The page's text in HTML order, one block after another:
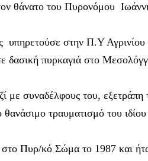
θάνατο του Πυρονόμου
στην Π.Υ Αγρινίου
δασική πυρκαγιά στο
με συναδέλφους του, εξετράπη
τραυματισμό του
Πυρ/κό Σώμα το 1987 και